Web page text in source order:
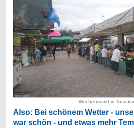
Wochenmarkt in
Also: Bei schönem Wetter -
war schön - und etwas mehr